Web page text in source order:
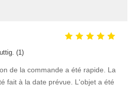
(1)
de la commande a été rapide. La
fait à la date prévue. L'objet a été